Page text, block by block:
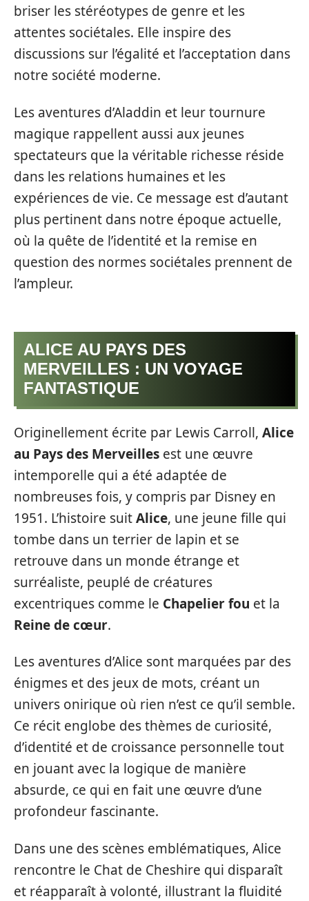
briser les stéréotypes de genre et les
attentes sociétales. Elle inspire des
discussions sur l’égalité et l’acceptation dans
notre société moderne.
Les aventures d’Aladdin et leur tournure
magique rappellent aussi aux jeunes
spectateurs que la véritable richesse réside
dans les relations humaines et les
expériences de vie. Ce message est d’autant
plus pertinent dans notre époque actuelle,
où la quête de l’identité et la remise en
question des normes sociétales prennent de
l’ampleur.
ALICE AU PAYS DES
MERVEILLES : UN VOYAGE
FANTASTIQUE
Originellement écrite par Lewis Carroll, Alice
au Pays des Merveilles est une œuvre
intemporelle qui a été adaptée de
nombreuses fois, y compris par Disney en
1951. L’histoire suitAlice, une jeune fille qui
tombe dans un terrier de lapin et se
retrouve dans un monde étrange et
surréaliste, peuplé de créatures
excentriques comme le Chapelier fou et la
Reine de cœur.
Les aventures d’Alice sont marquées par des
énigmes et des jeux de mots, créant un
univers onirique où rien n’est ce qu’il semble.
Ce récit englobe des thèmes de curiosité,
d’identité et de croissance personnelle tout
en jouant avec la logique de manière
absurde, ce qui en fait une œuvre d’une
profondeur fascinante.
Dans une des scènes emblématiques, Alice
rencontre le Chat de Cheshire qui disparaît
et réapparaît à volonté, illustrant la fluidité